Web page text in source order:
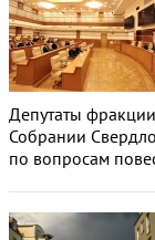
Депутаты
Собрании
по вопросам